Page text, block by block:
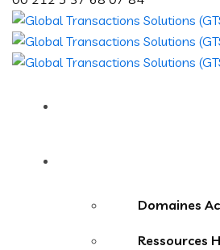
Domaines
Ressources